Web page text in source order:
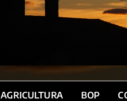
AGRICULTURA BOP